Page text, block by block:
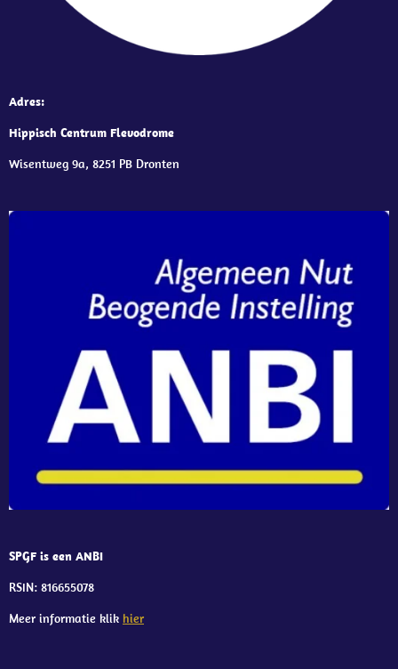
Adres:
Hippisch Centrum Flevodrome
Wisentweg 9a, 8251 PB Dronten
SPGF is een ANBI
RSIN: 816655078
Meer informatie klik hier